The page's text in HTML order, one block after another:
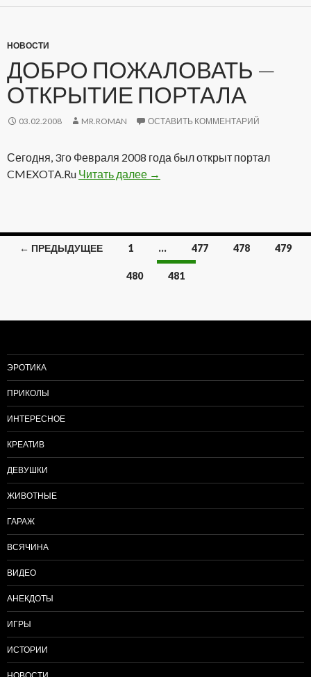
НОВОСТИ
ДОБРО ПОЖАЛОВАТЬ —
ОТКРЫТИЕ ПОРТАЛА
03.02.2008 MR.ROMAN ОСТАВИТЬ КОММЕНТАРИЙ
Сегодня, 3го Февраля 2008 года был открыт портал
CMEXOTA.Ru Читать далее Добро пожаловать — Открытие
→
записям
← ПРЕДЫДУЩЕЕ 1 … 477 478 479
480 481
ЭРОТИКА
ПРИКОЛЫ
ИНТЕРЕСНОЕ
КРЕАТИВ
ДЕВУШКИ
ЖИВОТНЫЕ
ГАРАЖ
ВСЯЧИНА
ВИДЕО
АНЕКДОТЫ
ИГРЫ
ИСТОРИИ